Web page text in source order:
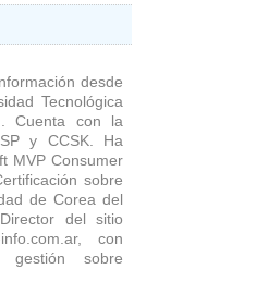
desde
Tecnológica
Cuenta con la
y CCSK. Ha
MVP Consumer
sobre
de Corea del
del sitio
con
sobre